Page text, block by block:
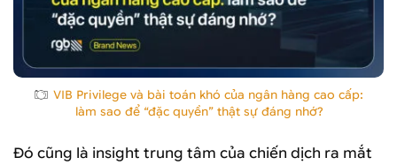
VIB Privilege và bài toán khó của ngân hàng cao cấp:
làm sao để “đặc quyền” thật sự đáng nhớ?
Đó cũng là insight trung tâm của chiến dịch ra mắt